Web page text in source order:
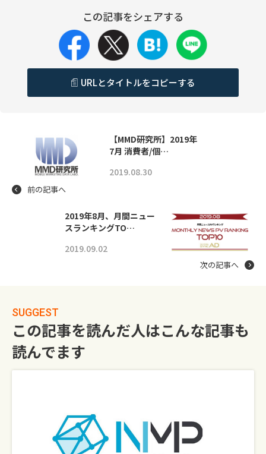
この記事をシェアする
URLとタイトルをコピーする
【MMD研究所】2019年
7月 消費者/個…
2019.08.30
前の記事へ
2019年8月、月間ニュー
スランキングTO…
2019.09.02
次の記事へ
SUGGEST
この記事を読んだ人はこんな記事も
読んでます